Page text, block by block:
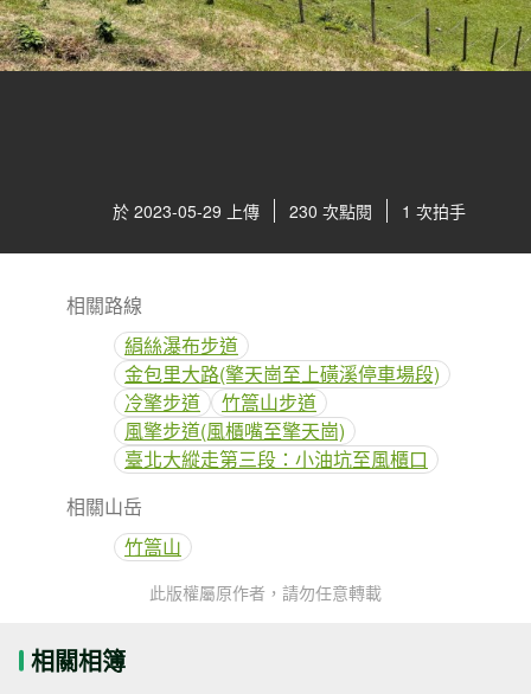
於 2023-05-29 上傳 230 次點閱 1 次拍手
相關路線
絹絲瀑布步道
金包里大路(擎天崗至上磺溪停車場段)
冷擎步道
竹篙山步道
風擎步道(風櫃嘴至擎天崗)
臺北大縱走第三段：小油坑至風櫃口
相關山岳
竹篙山
此版權屬原作者，請勿任意轉載
相關相簿